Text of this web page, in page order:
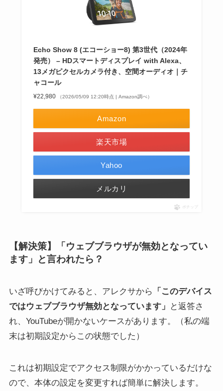
Echo Show 8 (エコーショー8) 第3世代（2024年
発売） – HDスマートディスプレイ with Alexa、
13メガピクセルカメラ付き、空間オーディオ｜チ
ャコール
¥22,980 （2026/05/09 12:20時点 | Amazon調べ）
Amazon
楽天市場
Yahoo
メルカリ
ポチップ
【解決策】「ウェブブラウザが無効となってい
ます」と言われたら？
いざ呼びかけてみると、アレクサから
「このデバイス
ではウェブブラウザ無効となっています」
と返答さ
れ、YouTubeが開かないケースがあります。（私の端
末は初期設定からこの状態でした）
これは初期設定でアクセス制限がかかっているだけな
ので、本体の設定を変更すれば簡単に解決します。